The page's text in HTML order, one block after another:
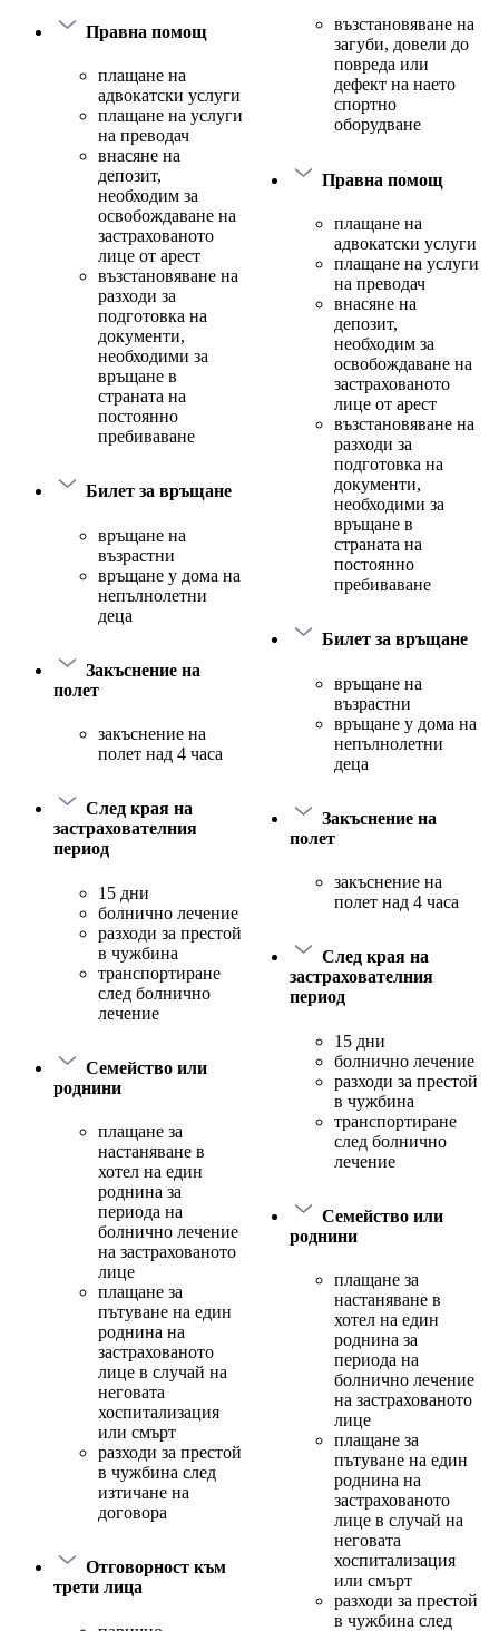
Правна помощ
плащане на
адвокатски услуги
плащане на услуги
на преводач
внасяне на
депозит,
необходим за
освобождаване на
застрахованото
лице от арест
възстановяване на
разходи за
подготовка на
документи,
необходими за
връщане в
страната на
постоянно
пребиваване
Билет за връщане
връщане на
възрастни
връщане у дома на
непълнолетни
деца
Закъснение на
полет
закъснение на
полет над 4 часа
След края на
застрахователния
период
15 дни
болнично лечение
разходи за престой
в чужбина
транспортиране
след болнично
лечение
Семейство или
роднини
плащане за
настаняване в
хотел на един
роднина за
периода на
болнично лечение
на застрахованото
лице
плащане за
пътуване на един
роднина на
застрахованото
лице в случай на
неговата
хоспитализация
или смърт
разходи за престой
в чужбина след
изтичане на
договора
Отговорност към
трети лица
възстановяване на
загуби, довели до
повреда или
дефект на наето
спортно
оборудване
Правна помощ
плащане на
адвокатски услуги
плащане на услуги
на преводач
внасяне на
депозит,
необходим за
освобождаване на
застрахованото
лице от арест
възстановяване на
разходи за
подготовка на
документи,
необходими за
връщане в
страната на
постоянно
пребиваване
Билет за връщане
връщане на
възрастни
връщане у дома на
непълнолетни
деца
Закъснение на
полет
закъснение на
полет над 4 часа
След края на
застрахователния
период
15 дни
болнично лечение
разходи за престой
в чужбина
транспортиране
след болнично
лечение
Семейство или
роднини
плащане за
настаняване в
хотел на един
роднина за
периода на
болнично лечение
на застрахованото
лице
плащане за
пътуване на един
роднина на
застрахованото
лице в случай на
неговата
хоспитализация
или смърт
разходи за престой
в чужбина след